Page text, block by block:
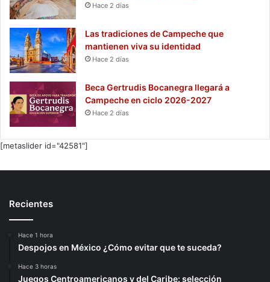
Hace 2 días
Las tradiciones de Campeche que
mantienen viva su identidad
Hace 2 días
Beca Gertrudis Bocanegra llegará a
Campeche en ciclo 2026-2027
Hace 2 días
[metaslider id="42581"]
Recientes
Hace 1 hora
Despojos en México ¿Cómo evitar que te suceda?
Hace 3 horas
Juegos Centroamericanos y del Caribe: selección